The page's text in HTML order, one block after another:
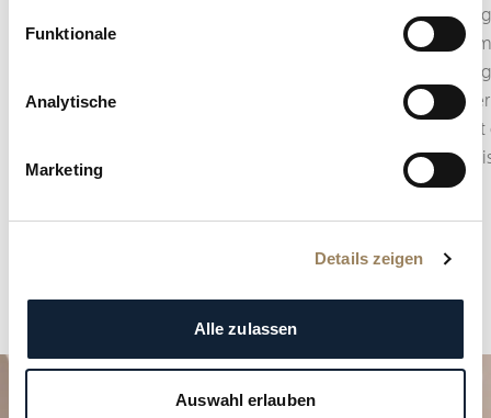
Funktionale
Analytische
Marketing
Details zeigen
Alle zulassen
Auswahl erlauben
Zeitintervalle unabhängig von der Zeitanzeige
diese Komplikation Teil eines Strebens nach
mechanischer Zuverlässigkeit.
Die
im
und